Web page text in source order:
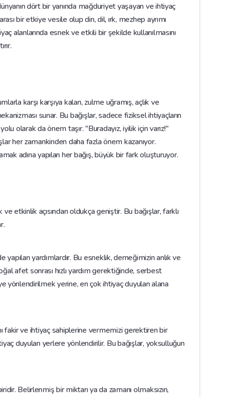
dört bir yanında mağduriyet yaşayan ve ihtiyaç
bir etkiye vesile olup din, dil, ırk, mezhep ayrımı
alanlarında esnek ve etkili bir şekilde kullanılmasını
karşı karşıya kalan, zulme uğramış, açlık ve
sunar. Bu bağışlar, sadece fiziksel ihtiyaçların
olarak da önem taşır. "Buradayız, iyilik için varız!"
her zamankinden daha fazla önem kazanıyor.
adına yapılan her bağış, büyük bir fark oluşturuyor.
etkinlik açısından oldukça geniştir. Bu bağışlar, farklı
yardımlardır. Bu esneklik, derneğimizin anlık ve
afet sonrası hızlı yardım gerektiğinde, serbest
yönlendirilmek yerine, en çok ihtiyaç duyulan alana
fakir ve ihtiyaç sahiplerine vermemizi gerektiren bir
duyulan yerlere yönlendirilir. Bu bağışlar, yoksulluğun
Belirlenmiş bir miktarı ya da zamanı olmaksızın,